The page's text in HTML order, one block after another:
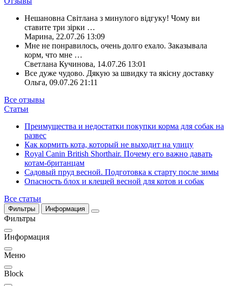
Нешановна Світлана з минулого відгуку! Чому ви
ставите три зірки …
Марина, 22.07.26 13:09
Мне не понравилось, очень долго ехало. Заказывала
корм, что мне …
Светлана Кучинова, 14.07.26 13:01
Все дуже чудово. Дякую за швидку та якісну доставку
Ольга, 09.07.26 21:11
Все отзывы
Статьи
Преимущества и недостатки покупки корма для собак на
развес
Как кормить кота, который не выходит на улицу
Royal Canin British Shorthair. Почему его важно давать
котам-британцам
Садовый пруд весной. Подготовка к старту после зимы
Опасность блох и клещей весной для котов и собак
Все статьи
Фильтры Информация
Фильтры
Информация
Меню
Block